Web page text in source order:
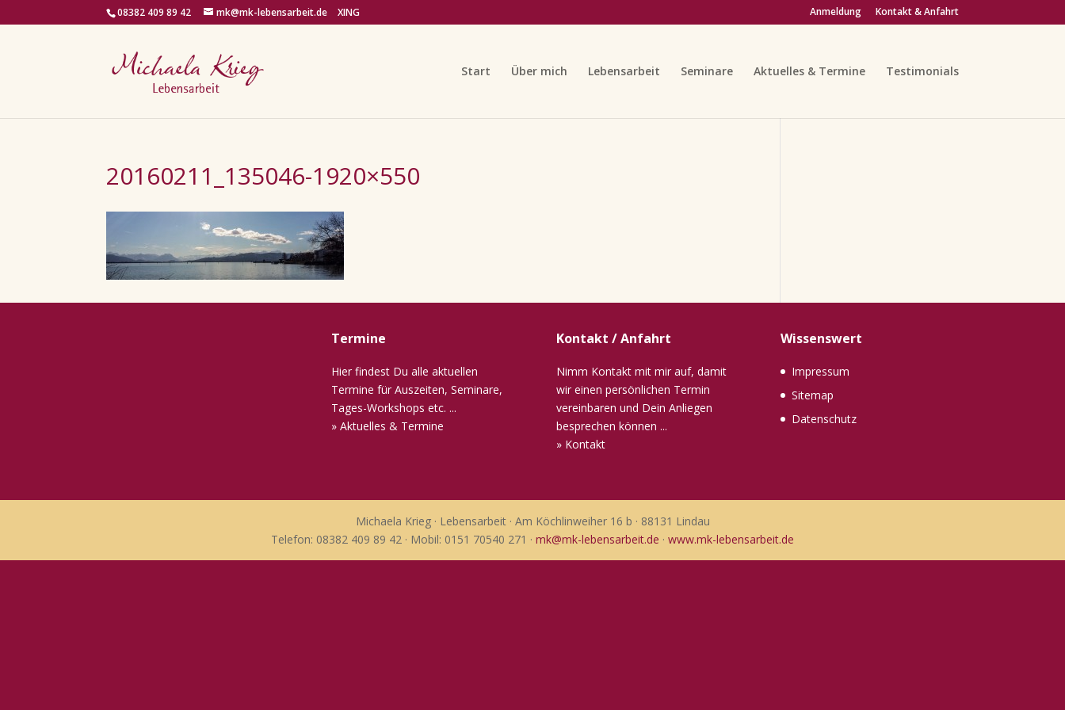
08382 409 89 42 mk@mk-lebensarbeit.de XING Anmeldung Kontakt & Anfahrt
Start Über mich Lebensarbeit Seminare Aktuelles & Termine Testimonials
20160211_135046-1920×550
Termine
Hier findest Du alle aktuellen
Termine für Auszeiten, Seminare,
Tages-Workshops etc. ...
» Aktuelles & Termine
Kontakt / Anfahrt
Nimm Kontakt mit mir auf, damit
wir einen persönlichen Termin
vereinbaren und Dein Anliegen
besprechen können ...
» Kontakt
Wissenswert
Impressum
Sitemap
Datenschutz
Michaela Krieg · Lebensarbeit · Am Köchlinweiher 16 b · 88131 Lindau
Telefon: 08382 409 89 42 · Mobil: 0151 70540 271 · mk@mk-lebensarbeit.de · www.mk-lebensarbeit.de